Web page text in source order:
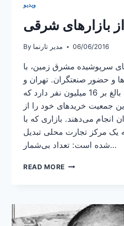
ویدیو
بازارهای شرقی
By مدیر تارنما 06/06/2016
سرپوشیده مشرق زمین، با
و حضور صنعتگران. تهران و
حومه آن جمعیت بالغ بر 16 میلیون نفر دارد که
جمعیت خریدهای خود را از
انجام می‌دهند. بازاری که با
مرکز تجارت محلی تبدیل
شده است: تعداد بی‌شمار…
READ MORE مستندی